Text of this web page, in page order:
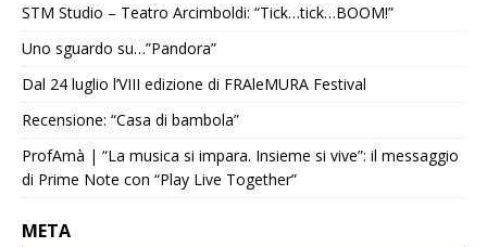
STM Studio – Teatro Arcimboldi: “Tick…tick…BOOM!”
Uno sguardo su…”Pandora”
Dal 24 luglio l’VIII edizione di FRAleMURA Festival
Recensione: “Casa di bambola”
ProfAmà | “La musica si impara. Insieme si vive”: il messaggio
di Prime Note con “Play Live Together”
META